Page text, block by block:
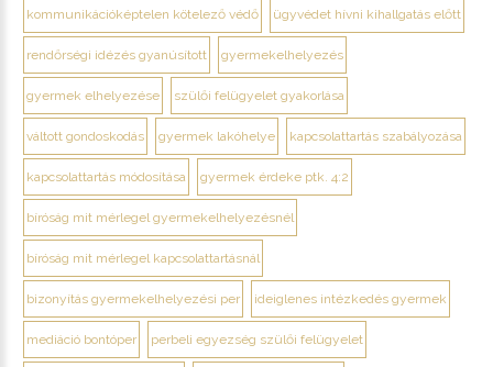
kommunikációképtelen kötelező védő ügyvédet hívni kihallgatás előtt
rendőrségi idézés gyanúsított gyermekelhelyezés
gyermek elhelyezése szülői felügyelet gyakorlása
váltott gondoskodás gyermek lakóhelye kapcsolattartás szabályozása
kapcsolattartás módosítása gyermek érdeke ptk. 4:2
bíróság mit mérlegel gyermekelhelyezésnél
bíróság mit mérlegel kapcsolattartásnál
bizonyítás gyermekelhelyezési per ideiglenes intézkedés gyermek
mediáció bontóper perbeli egyezség szülői felügyelet